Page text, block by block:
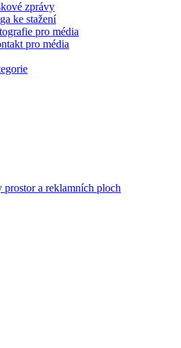
zprávy
ke stažení
pro média
pro média
prostor a reklamních ploch